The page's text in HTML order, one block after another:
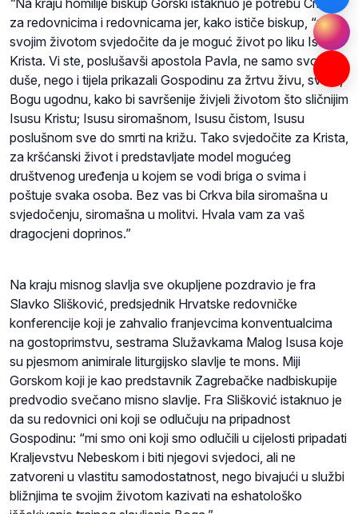
“Na kraju homilije biskup Gorski istaknuo je potrebu Crkve
za redovnicima i redovnicama jer, kako ističe biskup, “vi
svojim životom svjedočite da je moguć život po liku Isusa
Krista. Vi ste, poslušavši apostola Pavla, ne samo svoje
duše, nego i tijela prikazali Gospodinu za žrtvu živu, svetu,
Bogu ugodnu, kako bi savršenije živjeli životom što sličnijim
Isusu Kristu; Isusu siromašnom, Isusu čistom, Isusu
poslušnom sve do smrti na križu. Tako svjedočite za Krista,
za kršćanski život i predstavljate model mogućeg
društvenog uređenja u kojem se vodi briga o svima i
poštuje svaka osoba. Bez vas bi Crkva bila siromašna u
svjedočenju, siromašna u molitvi. Hvala vam za vaš
dragocjeni doprinos.”
Na kraju misnog slavlja sve okupljene pozdravio je fra
Slavko Slišković, predsjednik Hrvatske redovničke
konferencije koji je zahvalio franjevcima konventualcima
na gostoprimstvu, sestrama Služavkama Malog Isusa koje
su pjesmom animirale liturgijsko slavlje te mons. Miji
Gorskom koji je kao predstavnik Zagrebačke nadbiskupije
predvodio svečano misno slavlje. Fra Slišković istaknuo je
da su redovnici oni koji se odlučuju na pripadnost
Gospodinu: “mi smo oni koji smo odlučili u cijelosti pripadati
Kraljevstvu Nebeskom i biti njegovi svjedoci, ali ne
zatvoreni u vlastitu samodostatnost, nego bivajući u službi
bližnjima te svojim životom kazivati na eshatološko